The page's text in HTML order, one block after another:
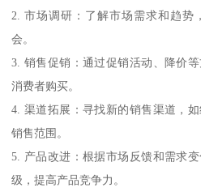
2. 市场调研：了解市场需求和趋势
会。
3. 销售促销：通过促销活动、降价
消费者购买。
4. 渠道拓展：寻找新的销售渠道，
销售范围。
5. 产品改进：根据市场反馈和需求
级，提高产品竞争力。